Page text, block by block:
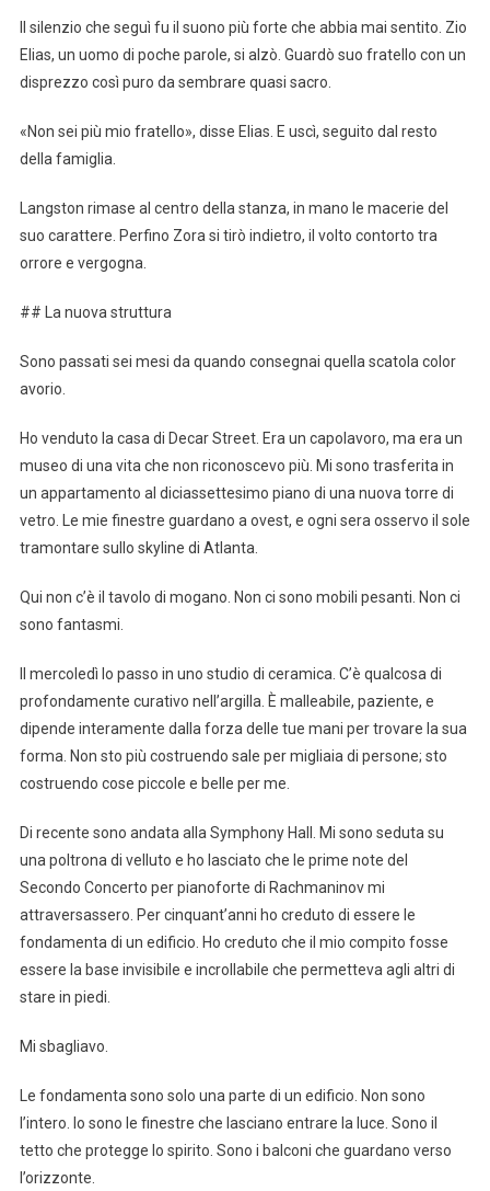
Il silenzio che seguì fu il suono più forte che abbia mai sentito. Zio
Elias, un uomo di poche parole, si alzò. Guardò suo fratello con un
disprezzo così puro da sembrare quasi sacro.
«Non sei più mio fratello», disse Elias. E uscì, seguito dal resto
della famiglia.
Langston rimase al centro della stanza, in mano le macerie del
suo carattere. Perfino Zora si tirò indietro, il volto contorto tra
orrore e vergogna.
## La nuova struttura
Sono passati sei mesi da quando consegnai quella scatola color
avorio.
Ho venduto la casa di Decar Street. Era un capolavoro, ma era un
museo di una vita che non riconoscevo più. Mi sono trasferita in
un appartamento al diciassettesimo piano di una nuova torre di
vetro. Le mie finestre guardano a ovest, e ogni sera osservo il sole
tramontare sullo skyline di Atlanta.
Qui non c’è il tavolo di mogano. Non ci sono mobili pesanti. Non ci
sono fantasmi.
Il mercoledì lo passo in uno studio di ceramica. C’è qualcosa di
profondamente curativo nell’argilla. È malleabile, paziente, e
dipende interamente dalla forza delle tue mani per trovare la sua
forma. Non sto più costruendo sale per migliaia di persone; sto
costruendo cose piccole e belle per me.
Di recente sono andata alla Symphony Hall. Mi sono seduta su
una poltrona di velluto e ho lasciato che le prime note del
Secondo Concerto per pianoforte di Rachmaninov mi
attraversassero. Per cinquant’anni ho creduto di essere le
fondamenta di un edificio. Ho creduto che il mio compito fosse
essere la base invisibile e incrollabile che permetteva agli altri di
stare in piedi.
Mi sbagliavo.
Le fondamenta sono solo una parte di un edificio. Non sono
l’intero. Io sono le finestre che lasciano entrare la luce. Sono il
tetto che protegge lo spirito. Sono i balconi che guardano verso
l’orizzonte.